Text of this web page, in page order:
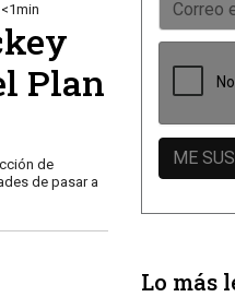
<1min
Plan
de
de pasar a
Lo más